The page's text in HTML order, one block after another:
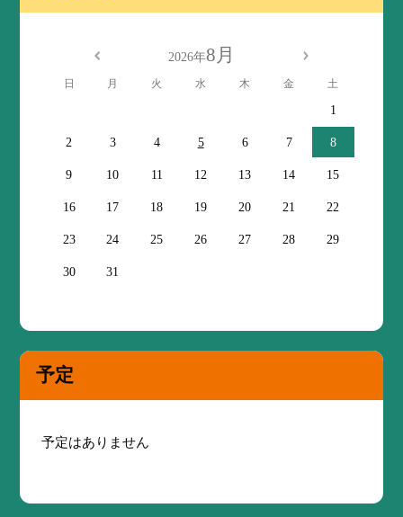
2026年8月
日 月 火 水 木 金 土
1
2 3 4 5 6 7 8
9 10 11 12 13 14 15
16 17 18 19 20 21 22
23 24 25 26 27 28 29
30 31
予定
予定はありません